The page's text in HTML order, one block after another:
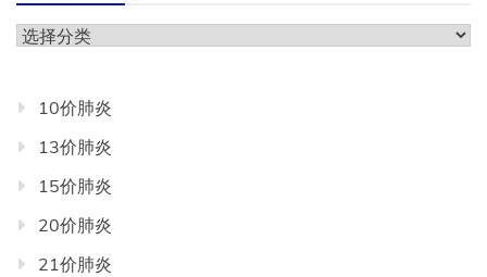
分
导
航
10价肺炎
13价肺炎
15价肺炎
20价肺炎
21价肺炎